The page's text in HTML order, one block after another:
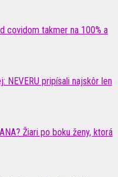
covidom takmer na 100% a
NEVERU pripísali najskôr len
Žiari po boku ženy, ktorá